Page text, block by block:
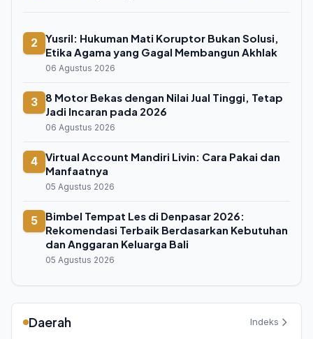
2
Yusril: Hukuman Mati Koruptor Bukan Solusi,
Etika Agama yang Gagal Membangun Akhlak
06 Agustus 2026
3
8 Motor Bekas dengan Nilai Jual Tinggi, Tetap
Jadi Incaran pada 2026
06 Agustus 2026
4 Virtual Account Mandiri Livin: Cara Pakai dan
Manfaatnya
05 Agustus 2026
5
Bimbel Tempat Les di Denpasar 2026:
Rekomendasi Terbaik Berdasarkan Kebutuhan
dan Anggaran Keluarga Bali
05 Agustus 2026
Daerah Indeks